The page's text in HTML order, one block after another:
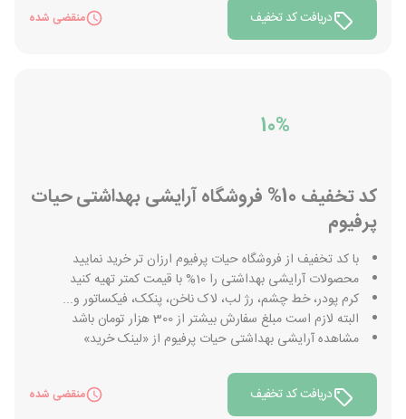
دریافت کد تخفیف
منقضی شده
10%
کد تخفیف 10% فروشگاه آرایشی بهداشتی حیات
پرفیوم
با کد تخفیف از فروشگاه حیات پرفیوم ارزان تر خرید نمایید
محصولات آرایشی بهداشتی را 10% با قیمت کمتر تهیه کنید
کرم پودر، خط چشم، رژ لب، لاک ناخن، پنکک، فیکساتور و...
البته لازم است مبلغ سفارش بیشتر از 300 هزار تومان باشد
مشاهده آرایشی بهداشتی حیات پرفیوم از «لینک خرید»
دریافت کد تخفیف منقضی شده